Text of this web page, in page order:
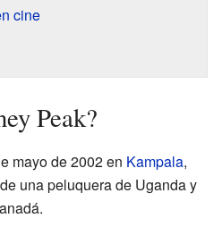
cine
Peak?
mayo de 2002 en Kampala,
una peluquera de Uganda y